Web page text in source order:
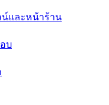
น์และหน้าร้าน
บ